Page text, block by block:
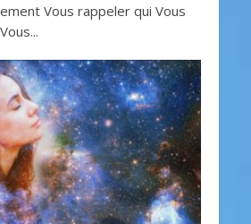
Vous rappeler qui Vous